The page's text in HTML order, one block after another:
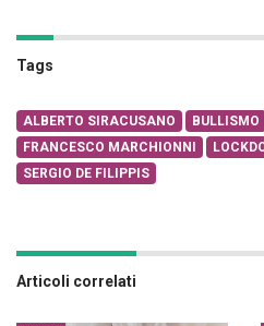
Tags
ALBERTO SIRACUSANO BULLISMO
FRANCESCO MARCHIONNI
SERGIO DE FILIPPIS
Articoli correlati